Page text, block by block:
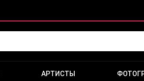
АРТИСТЫ